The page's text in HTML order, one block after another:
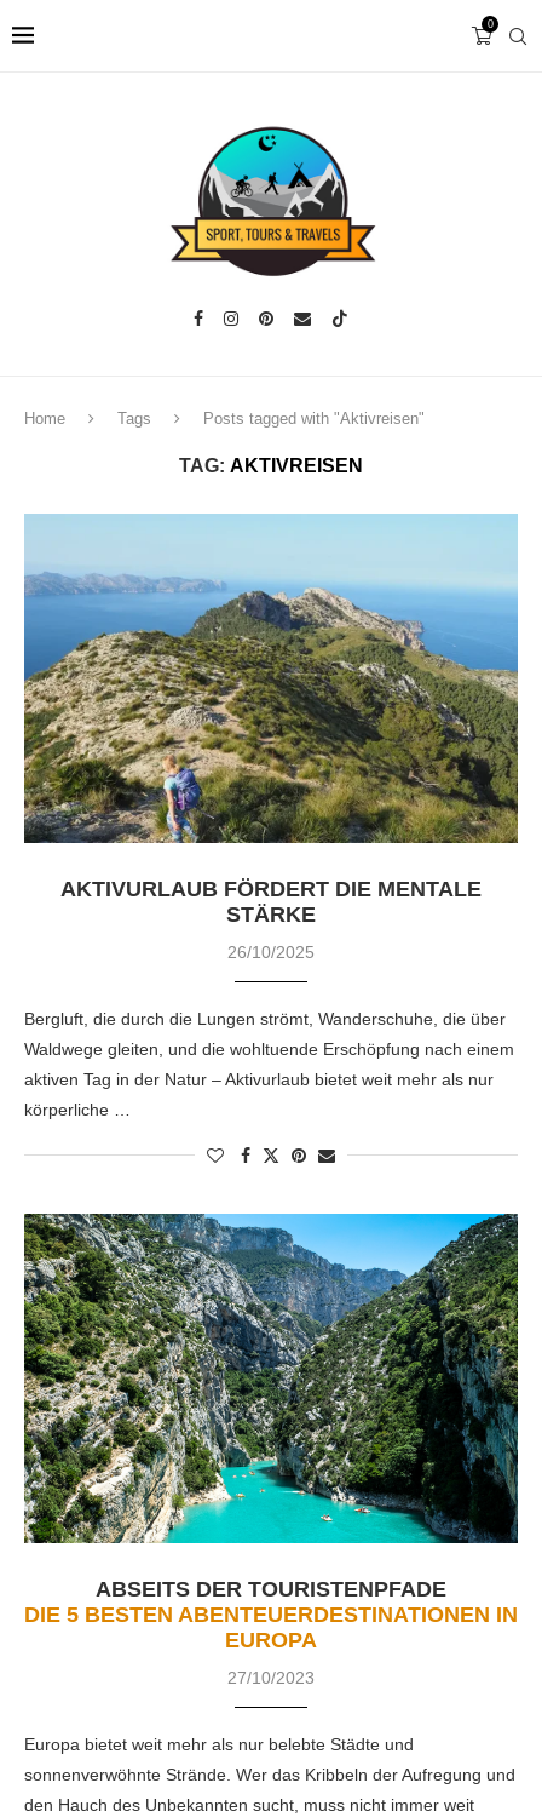
0
Home Tags Posts tagged with "Aktivreisen"
TAG: AKTIVREISEN
AKTIVURLAUB FÖRDERT DIE MENTALE
STÄRKE
26/10/2025
Bergluft, die durch die Lungen strömt, Wanderschuhe, die über
Waldwege gleiten, und die wohltuende Erschöpfung nach einem
aktiven Tag in der Natur – Aktivurlaub bietet weit mehr als nur
körperliche …
ABSEITS DER TOURISTENPFADE
DIE 5 BESTEN ABENTEUERDESTINATIONEN IN
EUROPA
27/10/2023
Europa bietet weit mehr als nur belebte Städte und
sonnenverwöhnte Strände. Wer das Kribbeln der Aufregung und
den Hauch des Unbekannten sucht, muss nicht immer weit